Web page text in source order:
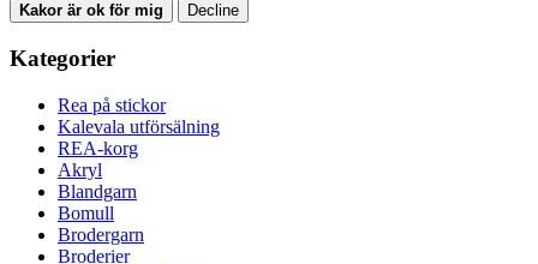
Kakor är ok för mig Decline
Kategorier
Rea på stickor
Kalevala utförsälning
REA-korg
Akryl
Blandgarn
Bomull
Brodergarn
Broderier